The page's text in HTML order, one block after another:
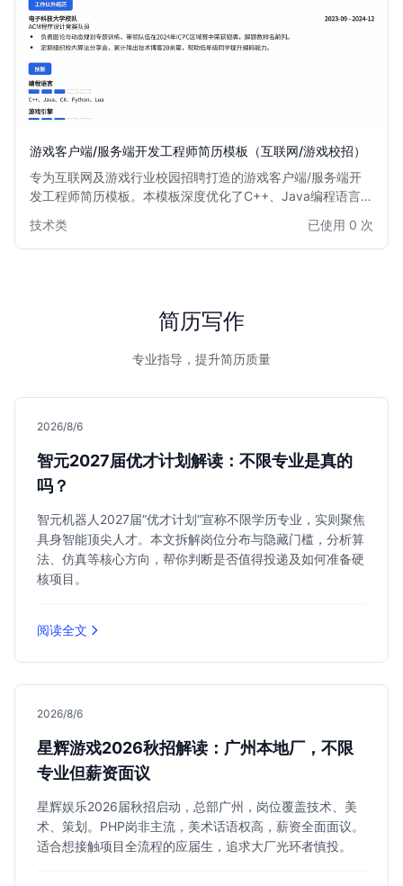
游戏客户端/服务端开发工程师简历模板（互联网/游戏校招）
专为互联网及游戏行业校园招聘打造的游戏客户端/服务端开
发工程师简历模板。本模板深度优化了C++、Java编程语言，
技能的展示布局。采用清晰的技术栈分类与项目经验模块，帮
助应届生高效呈现数据结构基础与游戏开发实战成果，提升校
技术类 已使用 0 次
简历写作
专业指导，提升简历质量
2026/8/6
智元2027届优才计划解读：不限专业是真的
吗？
智元机器人2027届“优才计划”宣称不限学历专业，实则聚焦
具身智能顶尖人才。本文拆解岗位分布与隐藏门槛，分析算
法、仿真等核心方向，帮你判断是否值得投递及如何准备硬
核项目。
阅读全文
2026/8/6
星辉游戏2026秋招解读：广州本地厂，不限
专业但薪资面议
星辉娱乐2026届秋招启动，总部广州，岗位覆盖技术、美
术、策划。PHP岗非主流，美术话语权高，薪资全面面议。
适合想接触项目全流程的应届生，追求大厂光环者慎投。